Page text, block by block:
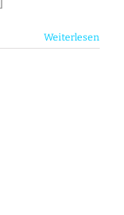
Weiterlesen